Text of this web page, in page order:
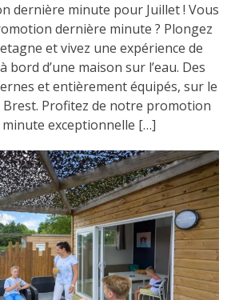
dernière minute pour Juillet ! Vous
dernière minute ? Plongez
et vivez une expérience de
bord d’une maison sur l’eau. Des
et entièrement équipés, sur le
Brest. Profitez de notre promotion
exceptionnelle […]